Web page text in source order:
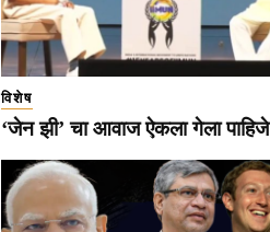
विशेष
‘जेन झी’ चा आवाज ऐकला गेला पाहिजे